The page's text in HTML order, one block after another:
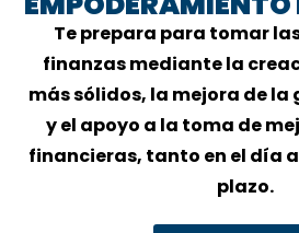
Te prepara para tomar
finanzas mediante la
más sólidos, la mejora de la
y el apoyo a la toma de
financieras, tanto en el día
plazo.